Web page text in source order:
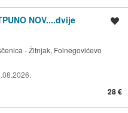
NOV....dvije
- Žitnjak, Folnegovićevo
28 €